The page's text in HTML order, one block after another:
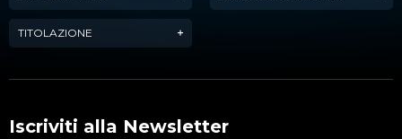
TITOLAZIONE
Iscriviti alla Newsletter